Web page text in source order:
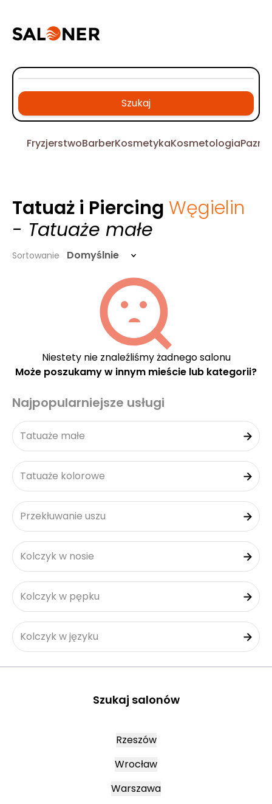
Szukaj
FryzjerstwoBarberKosmetykaKosmetologia
Tatuaż i Piercing Węgielin
- Tatuaże małe
Sortowanie Domyślnie
Niestety nie znaleźliśmy żadnego salonu
Może poszukamy w innym mieście lub kategorii?
Najpopularniejsze usługi
Tatuaże małe
Tatuaże kolorowe
Przekłuwanie uszu
Kolczyk w nosie
Kolczyk w pępku
Kolczyk w języku
Szukaj salonów
Rzeszów
Wrocław
Warszawa